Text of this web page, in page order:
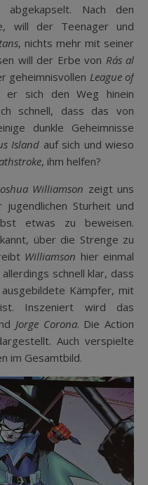
Nach den
will der Teenager und
, nichts mehr mit seiner
will der Erbe von Ra´s al
geheimnisvollen League of
er sich den Weg hinein
schnell, dass das von
dunkle Geheimnisse
Island auf sich und wieso
, ihm helfen?
Williamson zeigt uns
Sturheit und
etwas zu beweisen.
über die Strenge zu
Williamson hier einmal
schnell klar, dass
ausgebildete Kämpfer, mit
Inszeniert wird das
Jorge Corona. Die Action
Auch verspielte
im Gesamtbild.